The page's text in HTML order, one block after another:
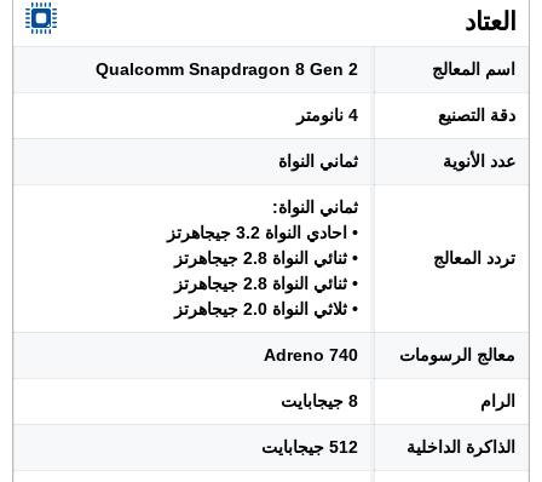
العتاد
اسم المعالج Qualcomm Snapdragon 8 Gen 2
دقة التصنيع 4 نانومتر
عدد الأنوية ثماني النواة
تردد المعالج
ثماني النواة:
• احادي النواة 3.2 جيجاهرتز
• ثنائي النواة 2.8 جيجاهرتز
• ثنائي النواة 2.8 جيجاهرتز
• ثلاثي النواة 2.0 جيجاهرتز
معالج الرسومات Adreno 740
الرام 8 جيجابايت
الذاكرة الداخلية 512 جيجابايت